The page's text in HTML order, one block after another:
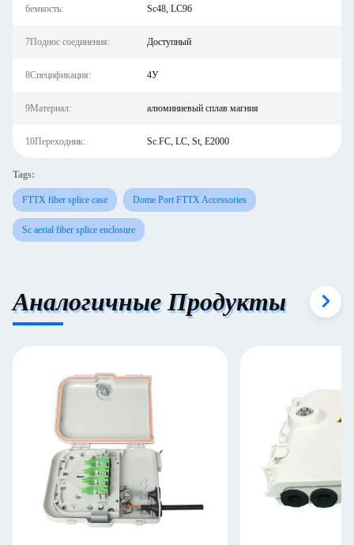
6емкость: Sc48, LC96
7Поднос соединения: Доступный
8Спецификация: 4У
9Материал: алюминиевый сплав магния
10Переходник: Sc.FC, LC, St, E2000
Tags:
FTTX fiber splice case Dome Port FTTX Accessories
Sc aerial fiber splice enclosure
Аналогичные Продукты